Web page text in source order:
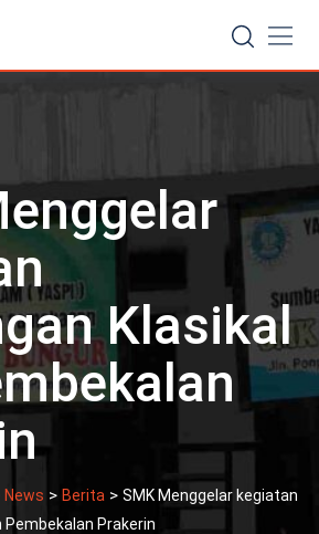
Klasikal
News > Berita > SMK Menggelar kegiatan
Pembekalan Prakerin